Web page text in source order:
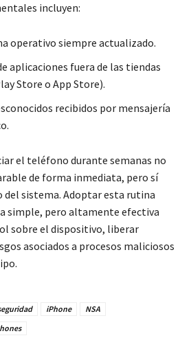
incluyen:
operativo siempre actualizado.
aplicaciones fuera de las tiendas
Store o App Store).
recibidos por mensajería
el teléfono durante semanas no
de forma inmediata, pero sí
del sistema. Adoptar esta rutina
simple, pero altamente efectiva
sobre el dispositivo, liberar
asociados a procesos maliciosos
iPhone
NSA